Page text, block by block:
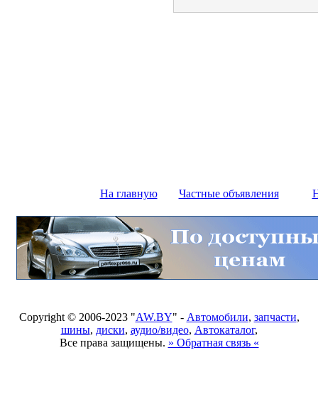
На главную Частные объявления
Copyright © 2006-2023 "AW.BY" - Автомобили, запчасти,
шины, диски, аудио/видео, Автокаталог,
Все права защищены. » Обратная связь «